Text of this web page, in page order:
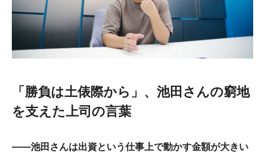
「勝負は土俵際から」、池田さんの窮地
を支えた上司の言葉
――池田さんは出資という仕事上で動かす金額が大きい